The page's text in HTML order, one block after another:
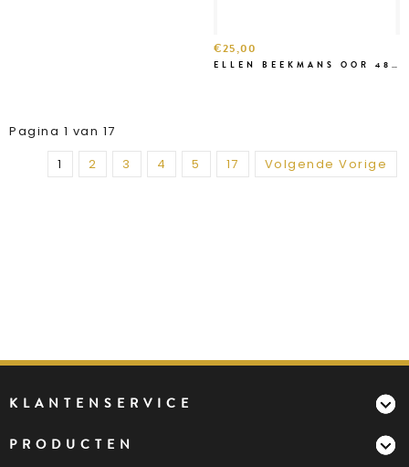
€25,00
ELLEN BEEKMANS OOR 4891
Pagina 1 van 17
1
2 3 4 5 17 Volgende Vorige
KLANTENSERVICE
PRODUCTEN